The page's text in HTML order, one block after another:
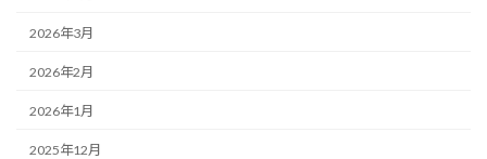
2026年3月
2026年2月
2026年1月
2025年12月